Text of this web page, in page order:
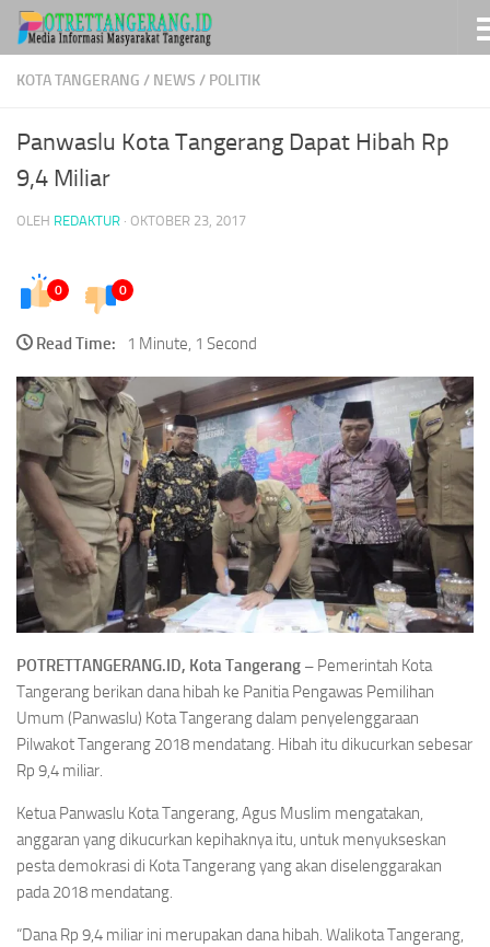
Skip to content
KOTA TANGERANG / NEWS / POLITIK
Panwaslu Kota Tangerang Dapat Hibah Rp
9,4 Miliar
OLEH REDAKTUR · OKTOBER 23, 2017
0 0
Read Time: 1 Minute, 1 Second
POTRETTANGERANG.ID, Kota Tangerang – Pemerintah Kota
Tangerang berikan dana hibah ke Panitia Pengawas Pemilihan
Umum (Panwaslu) Kota Tangerang dalam penyelenggaraan
Pilwakot Tangerang 2018 mendatang. Hibah itu dikucurkan sebesar
Rp 9,4 miliar.
Ketua Panwaslu Kota Tangerang, Agus Muslim mengatakan,
anggaran yang dikucurkan kepihaknya itu, untuk menyukseskan
pesta demokrasi di Kota Tangerang yang akan diselenggarakan
pada 2018 mendatang.
“Dana Rp 9,4 miliar ini merupakan dana hibah. Walikota Tangerang,